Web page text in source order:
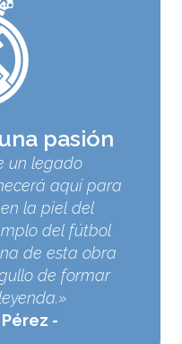
pasión
un legado
aquí para
la piel del
del fútbol
de esta obra
de formar